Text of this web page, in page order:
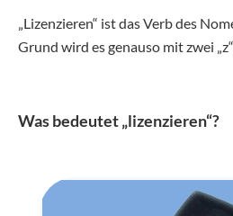
„Lizenzieren“ ist das Verb des
Grund wird es genauso mit zwei
Was bedeutet „lizenzieren“?